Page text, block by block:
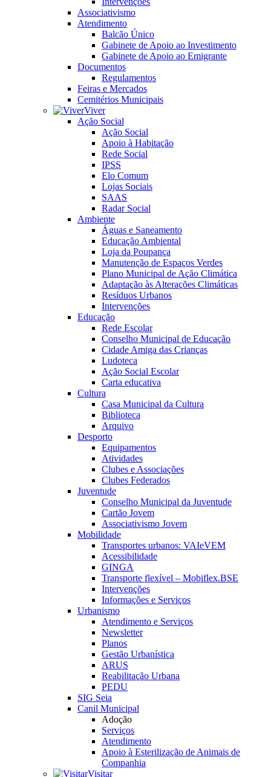
Associativismo
Atendimento
Balcão Único
Gabinete de Apoio ao Investimento
Gabinete de Apoio ao Emigrante
Documentos
Regulamentos
Feiras e Mercados
Cemitérios Municipais
Viver
Ação Social
Ação Social
Apoio à Habitação
Rede Social
IPSS
Elo Comum
Lojas Sociais
SAAS
Radar Social
Ambiente
Águas e Saneamento
Educação Ambiental
Loja da Poupança
Manutenção de Espaços Verdes
Plano Municipal de Ação Climática
Adaptação às Alterações Climáticas
Resíduos Urbanos
Intervenções
Educação
Rede Escolar
Conselho Municipal de Educação
Cidade Amiga das Crianças
Ludoteca
Ação Social Escolar
Carta educativa
Cultura
Casa Municipal da Cultura
Biblioteca
Arquivo
Desporto
Equipamentos
Atividades
Clubes e Associações
Clubes Federados
Juventude
Conselho Municipal da Juventude
Cartão Jovem
Associativismo Jovem
Mobilidade
Transportes urbanos: VAIeVEM
Acessibilidade
GINGA
Transporte flexível – Mobiflex.BSE
Intervenções
Informações e Serviços
Urbanismo
Atendimento e Serviços
Newsletter
Planos
Gestão Urbanística
ARUS
Reabilitação Urbana
PEDU
SIG Seia
Canil Municipal
Adoção
Serviços
Atendimento
Apoio à Esterilização de Animais de
Companhia
Visitar